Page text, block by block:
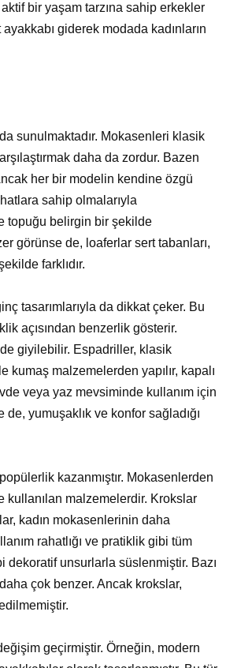
bir yaşam tarzına sahip erkekler
giderek modada kadınların
sunulmaktadır. Mokasenleri klasik
daha da zordur. Bazen
her bir modelin kendine özgü
sahip olmalarıyla
topuğu belirgin bir şekilde
görünse de, loaferlar sert tabanları,
farklıdır.
tasarımlarıyla da dikkat çeker. Bu
açısından benzerlik gösterir.
giyilebilir. Espadriller, klasik
malzemelerden yapılır, kapalı
veya yaz mevsiminde kullanım için
yumuşaklık ve konfor sağladığı
kazanmıştır. Mokasenlerden
kullanılan malzemelerdir. Krokslar
kadın mokasenlerinin daha
rahatlığı ve pratiklik gibi tüm
dekoratif unsurlarla süslenmiştir. Bazı
çok benzer. Ancak krokslar,
geçirmiştir. Örneğin, modern